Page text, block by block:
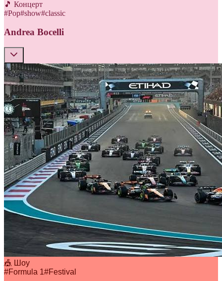
🎵 Концерт
#Pop#show#classic
Andrea Bocelli
🎪 Шоу
#Formula 1#Festival